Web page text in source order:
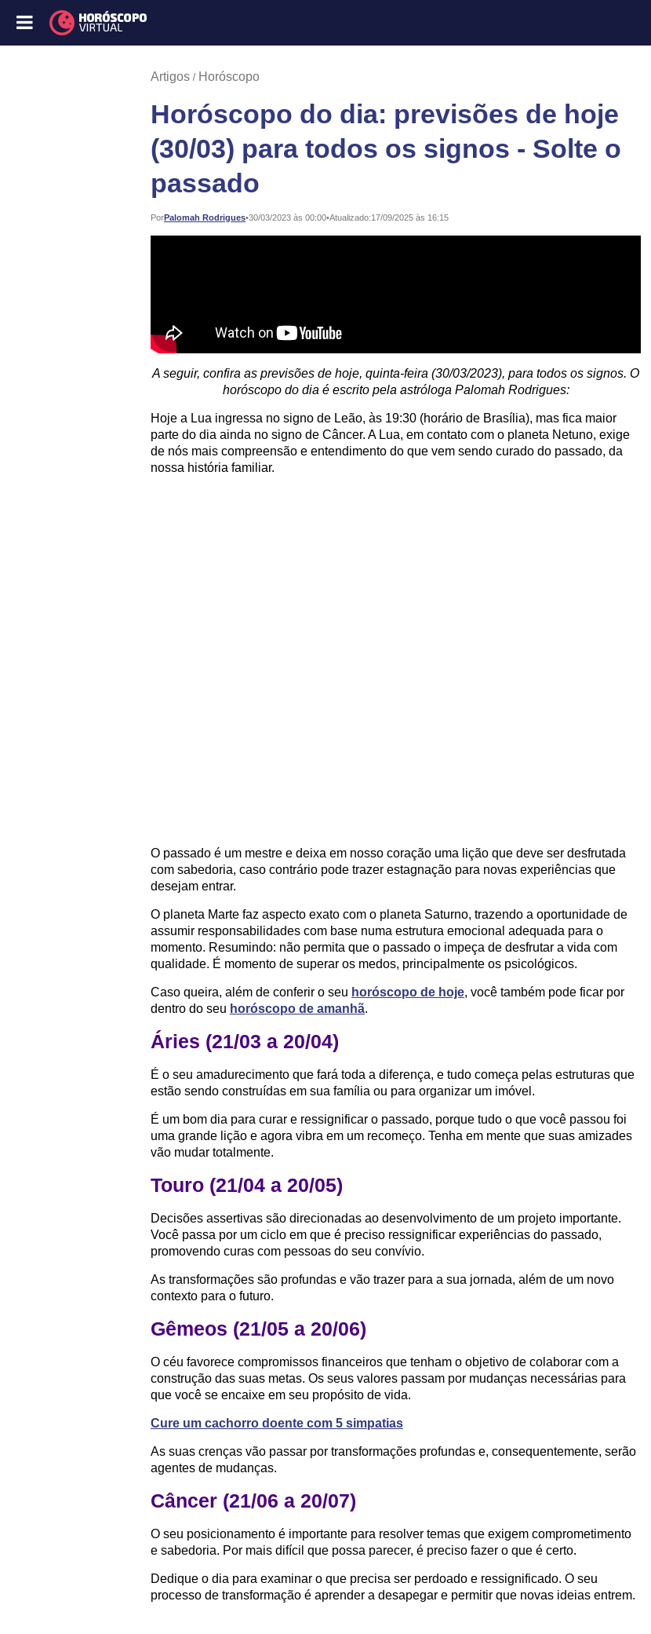
Artigos Horóscopo
Horóscopo do dia: previsões de hoje
(30/03) para todos os signos - Solte o
passado
PorPalomah Rodrigues•
Publicado: 30/03/2023 às 00:00•Atualizado:17/09/2025 às 16:15
A seguir, confira as previsões de hoje, quinta-feira (30/03/2023), para todos os signos. O
horóscopo do dia é escrito pela astróloga Palomah Rodrigues:
Hoje a Lua ingressa no signo de Leão, às 19:30 (horário de Brasília), mas fica maior
parte do dia ainda no signo de Câncer. A Lua, em contato com o planeta Netuno, exige
de nós mais compreensão e entendimento do que vem sendo curado do passado, da
nossa história familiar.
O passado é um mestre e deixa em nosso coração uma lição que deve ser desfrutada
com sabedoria, caso contrário pode trazer estagnação para novas experiências que
desejam entrar.
O planeta Marte faz aspecto exato com o planeta Saturno, trazendo a oportunidade de
assumir responsabilidades com base numa estrutura emocional adequada para o
momento. Resumindo: não permita que o passado o impeça de desfrutar a vida com
qualidade. É momento de superar os medos, principalmente os psicológicos.
Caso queira, além de conferir o seu horóscopo de hoje, você também pode ficar por
dentro do seu horóscopo de amanhã.
Áries (21/03 a 20/04)
É o seu amadurecimento que fará toda a diferença, e tudo começa pelas estruturas que
estão sendo construídas em sua família ou para organizar um imóvel.
É um bom dia para curar e ressignificar o passado, porque tudo o que você passou foi
uma grande lição e agora vibra em um recomeço. Tenha em mente que suas amizades
vão mudar totalmente.
Touro (21/04 a 20/05)
Decisões assertivas são direcionadas ao desenvolvimento de um projeto importante.
Você passa por um ciclo em que é preciso ressignificar experiências do passado,
promovendo curas com pessoas do seu convívio.
As transformações são profundas e vão trazer para a sua jornada, além de um novo
contexto para o futuro.
Gêmeos (21/05 a 20/06)
O céu favorece compromissos financeiros que tenham o objetivo de colaborar com a
construção das suas metas. Os seus valores passam por mudanças necessárias para
que você se encaixe em seu propósito de vida.
Cure um cachorro doente com 5 simpatias
As suas crenças vão passar por transformações profundas e, consequentemente, serão
agentes de mudanças.
Câncer (21/06 a 20/07)
O seu posicionamento é importante para resolver temas que exigem comprometimento
e sabedoria. Por mais difícil que possa parecer, é preciso fazer o que é certo.
Dedique o dia para examinar o que precisa ser perdoado e ressignificado. O seu
processo de transformação é aprender a desapegar e permitir que novas ideias entrem.